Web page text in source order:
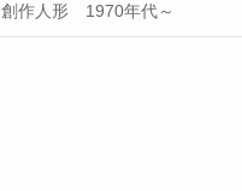
創作人形 1970年代～